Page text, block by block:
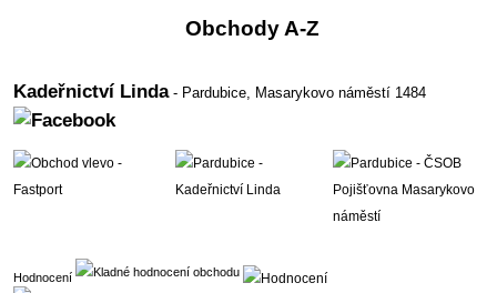
Obchody A-Z
Kadeřnictví Linda- Pardubice, Masarykovo náměstí 1484
Hodnocení